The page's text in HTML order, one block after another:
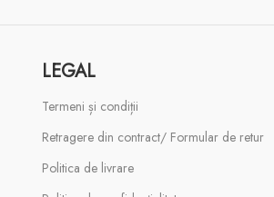
LEGAL
Termeni și condiții
Retragere din contract/ Formular de retur
Politica de livrare